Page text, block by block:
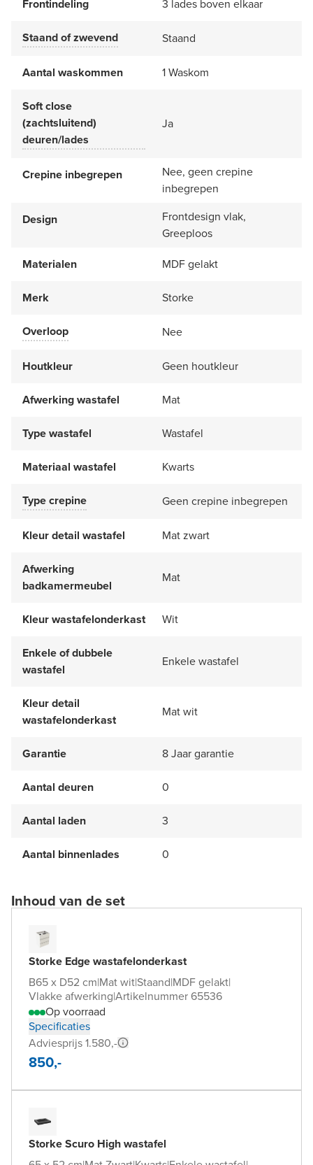
Frontindeling 3 lades boven elkaar
Staand of zwevend Staand
Aantal waskommen 1 Waskom
Soft close
(zachtsluitend)
deuren/lades
Ja
Crepine inbegrepen
Nee, geen crepine
inbegrepen
Design
Frontdesign vlak,
Greeploos
Materialen
MDF gelakt
Merk Storke
Overloop Nee
Houtkleur Geen houtkleur
Afwerking wastafel Mat
Type wastafel Wastafel
Materiaal wastafel Kwarts
Type crepine Geen crepine inbegrepen
Kleur detail wastafel Mat zwart
Afwerking
badkamermeubel
Mat
Kleur wastafelonderkast Wit
Enkele of dubbele
wastafel
Enkele wastafel
Kleur detail
wastafelonderkast
Mat wit
Garantie 8 Jaar garantie
Aantal deuren 0
Aantal laden 3
Aantal binnenlades 0
Inhoud van de set
Storke Edge wastafelonderkast
B65 x D52 cm|Mat wit|Staand|MDF gelakt|
Vlakke afwerking|Artikelnummer 65536
Op voorraad
Specificaties
Adviesprijs 1.580,-
850,-
Storke Scuro High wastafel